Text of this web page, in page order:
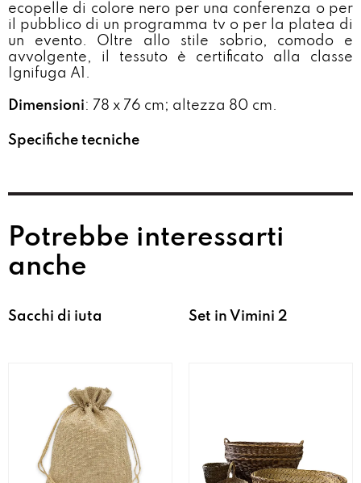
ecopelle di colore nero per una conferenza o per
il pubblico di un programma tv o per la platea di
un evento. Oltre allo stile sobrio, comodo e
avvolgente, il tessuto è certificato alla classe
Ignifuga A1.
Dimensioni: 78 x 76 cm; altezza 80 cm.
Specifiche tecniche
Potrebbe interessarti
anche
Sacchi di iuta Set in Vimini 2